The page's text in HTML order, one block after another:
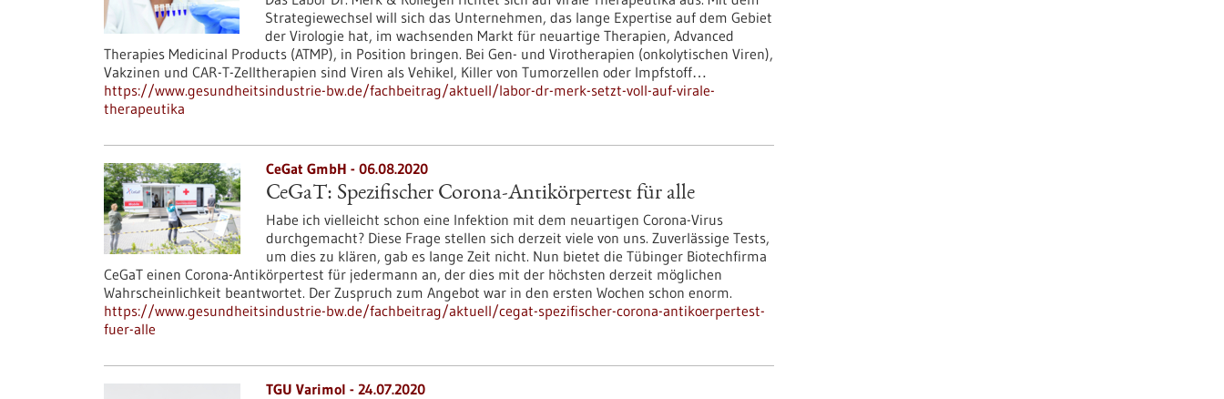
Strategiewechsel will sich das Unternehmen, das lange Expertise auf dem Gebiet
der Virologie hat, im wachsenden Markt für neuartige Therapien, Advanced
Therapies Medicinal Products (ATMP), in Position bringen. Bei Gen- und Virotherapien (onkolytischen Viren),
Vakzinen und CAR-T-Zelltherapien sind Viren als Vehikel, Killer von Tumorzellen oder Impfstoff…
https://www.gesundheitsindustrie-bw.de/fachbeitrag/aktuell/labor-dr-merk-setzt-voll-auf-virale-
therapeutika
CeGat GmbH - 06.08.2020
CeGaT: Spezifischer Corona-Antikörpertest für alle
Habe ich vielleicht schon eine Infektion mit dem neuartigen Corona-Virus
durchgemacht? Diese Frage stellen sich derzeit viele von uns. Zuverlässige Tests,
um dies zu klären, gab es lange Zeit nicht. Nun bietet die Tübinger Biotechfirma
CeGaT einen Corona-Antikörpertest für jedermann an, der dies mit der höchsten derzeit möglichen
Wahrscheinlichkeit beantwortet. Der Zuspruch zum Angebot war in den ersten Wochen schon enorm.
https://www.gesundheitsindustrie-bw.de/fachbeitrag/aktuell/cegat-spezifischer-corona-antikoerpertest-
fuer-alle
TGU Varimol - 24.07.2020